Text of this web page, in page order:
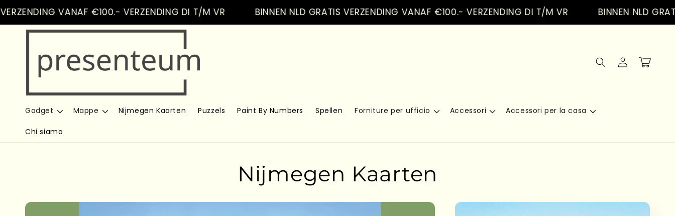
VANAF €100.- VERZENDING DI T/M VR BINNEN NLD GRATIS VERZENDING VANAF €100.- VERZENDING DI T/M VR BINNEN NLD GRATIS
Gadget Mappe Nijmegen Kaarten Puzzels Paint By Numbers Spellen Forniture per ufficio Accessori Accessori per la casa
Chi siamo
Accedi Carrello
Nijmegen Kaarten